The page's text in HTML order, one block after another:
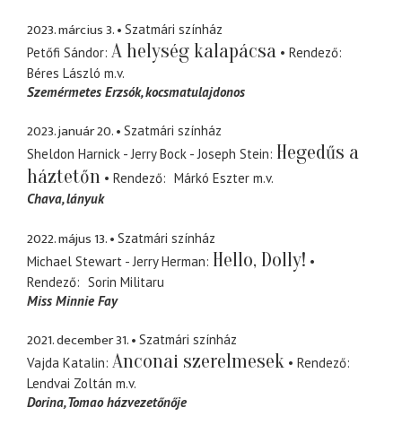
2023. március 3.
Szatmári színház
Petőfi Sándor A helység kalapácsa
Rendező
Béres László m.v.
Szemérmetes Erzsók kocsmatulajdonos
2023. január 20.
Szatmári színház
Sheldon Harnick - Jerry Bock - Joseph Stein Hegedűs a
háztetőn
Rendező Márkó Eszter m.v.
Chava lányuk
2022. május 13.
Szatmári színház
Michael Stewart - Jerry Herman Hello, Dolly!
Rendező
Sorin Militaru
Miss Minnie Fay
2021. december 31.
Szatmári színház
Vajda Katalin Anconai szerelmesek
Rendező
Lendvai Zoltán m.v.
Dorina Tomao házvezetőnője